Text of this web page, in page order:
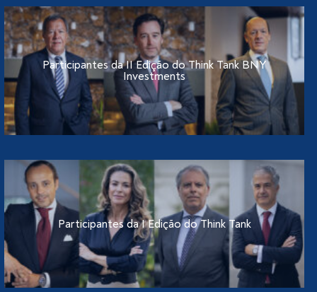
Participantes da II Edição do Think Tank BNY
Investments
Participantes da I Edição do Think Tank